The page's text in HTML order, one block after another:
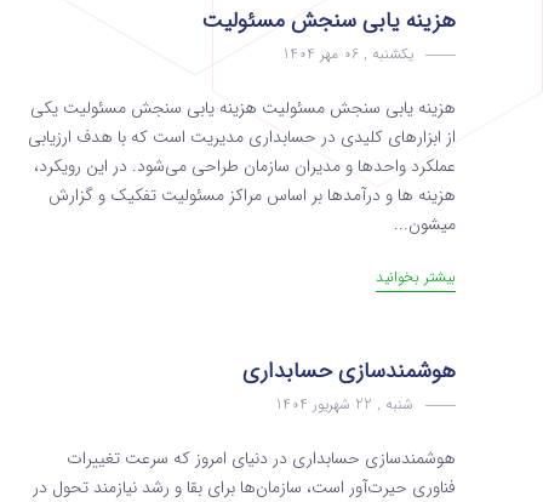
هزینه یابی سنجش مسئولیت
یکشنبه , 06 مهر 1404
هزینه یابی سنجش مسئولیت هزینه یابی سنجش مسئولیت یکی
از ابزارهای کلیدی در حسابداری مدیریت است که با هدف ارزیابی
عملکرد واحدها و مدیران سازمان طراحی می‌شود. در این رویکرد،
هزینه ها و درآمدها بر اساس مراکز مسئولیت تفکیک و گزارش
میشون...
بیشتر بخوانید
هوشمندسازی حسابداری
شنبه , 22 شهریور 1404
هوشمندسازی حسابداری در دنیای امروز که سرعت تغییرات
فناوری حیرت‌آور است، سازمان‌ها برای بقا و رشد نیازمند تحول در